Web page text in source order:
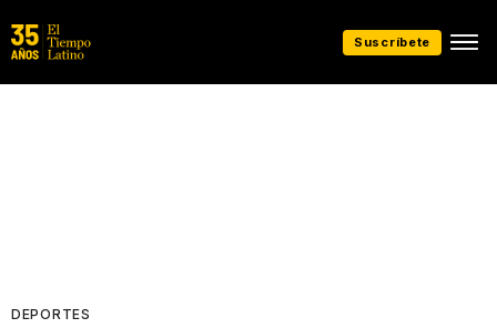
Suscríbete
DEPORTES